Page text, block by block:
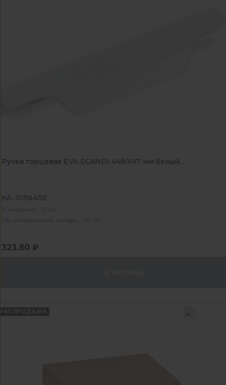
Ручка торцевая EVA SCANDI 448/497 мм белый...
КА-1056455
В наличии - 10 шт
На центральном складе - 110 шт
323.80 ₽